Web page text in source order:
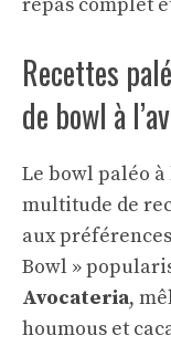
Recettes
de bowl à
Le bowl paléo à
multitude de
aux
Bowl »
Avocateria,
houmous et